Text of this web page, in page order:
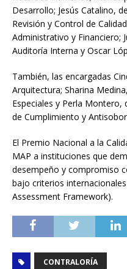
Desarrollo; Jesús Catalino,
Revisión y Control de
Administrativo y Financiero;
Auditoría Interna y Oscar
También, las encargadas
Arquitectura; Sharina
Especiales y Perla Montero,
de Cumplimiento y
El Premio Nacional a la
MAP a instituciones que
desempeño y compromiso
bajo criterios
Assessment Framework).
CONTRALORÍA